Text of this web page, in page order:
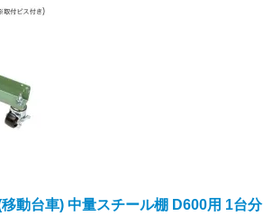
動台車) 中量スチール棚 D600用 1台分